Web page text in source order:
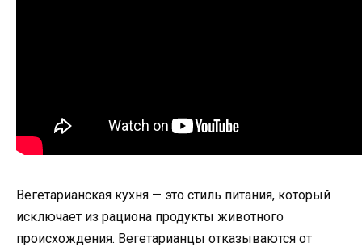
Вегетарианская кухня — это стиль питания, который
исключает из рациона продукты животного
происхождения. Вегетарианцы отказываются от